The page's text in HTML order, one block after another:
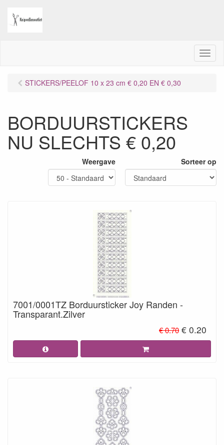
M
e
STICKERS/PEELOF 10 x 23 cm € 0,20 EN € 0,30
BORDUURSTICKERS
NU SLECHTS € 0,20
Weergave Sorteer op
7001/0001TZ Borduursticker Joy Randen -
Transparant.Zilver
€ 0.70 € 0.20